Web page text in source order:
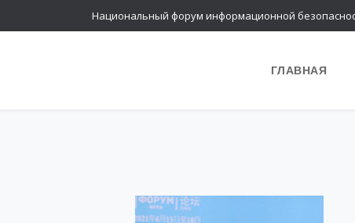
Национальный форум информационной
ГЛАВНАЯ